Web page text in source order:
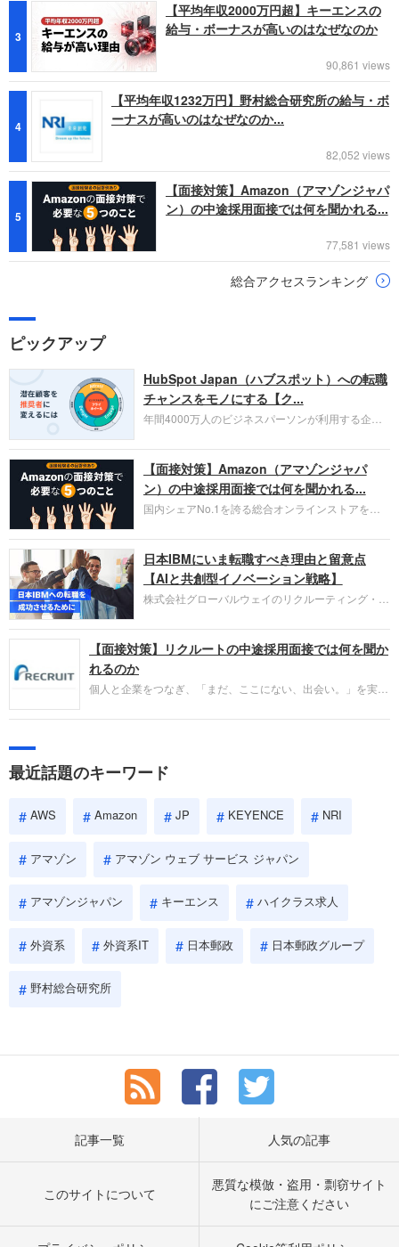
3
【平均年収2000万円超】キーエンスの
給与・ボーナスが高いのはなぜなのか
90,861 views
4
【平均年収1232万円】野村総合研究所の給与・ボ
ーナスが高いのはなぜなのか...
82,052 views
5
【面接対策】Amazon（アマゾンジャパ
ン）の中途採用面接では何を聞かれる...
77,581 views
総合アクセスランキング
ピックアップ
HubSpot Japan（ハブスポット）への転職
チャンスをモノにする【ク...
年間4000万人のビジネスパーソンが利用する企業
お勧めするイチオシ企業をご紹介します。今回はク
ラウド型CRMプラットフォームを提供する
HubSpot Japan（ハブスポット・ジャパン）株式会
社です。採用面接対策の企業研究にご活用くださ
い。
【面接対策】Amazon（アマゾンジャパ
ン）の中途採用面接では何を聞かれる...
国内シェアNo.1を誇る総合オンラインストアを運
圧倒的な存在感を持つAmazon。中途採用面接では
過去の具体的な業務成果やリーダーシップの発揮、
失敗からの学びが重視され、人間性やカルチャーフ
ィットも評価対象となり、長期的に成長できる仲間
であるかを多角的に審査されます。
日本IBMにいま転職すべき理由と留意点
【AIと共創型イノベーション戦略】
株式会社グローバルウェイのリクルーティング・パ
パーソンが利用する企業口コミサイト「キャリコ
ネ」の転職エージェントがお勧めするイチオシ企業
IBMです。採用面接対策の企業研究にご活用くださ
い。
【面接対策】リクルートの中途採用面接では何を聞か
れるのか
個人と企業をつなぎ、「まだ、ここにない、出会い。」を実現
やこれまでの成果を具体的に問われるほか、「人間性」も評価
しょう。
最近話題のキーワード
AWS Amazon JP KEYENCE NRI
アマゾン アマゾン ウェブ サービス ジャパン
アマゾンジャパン キーエンス ハイクラス求人
外資系 外資系IT 日本郵政 日本郵政グループ
野村総合研究所
記事一覧 人気の記事
このサイトについて
悪質な模倣・盗用・剽窃サイト
にご注意ください